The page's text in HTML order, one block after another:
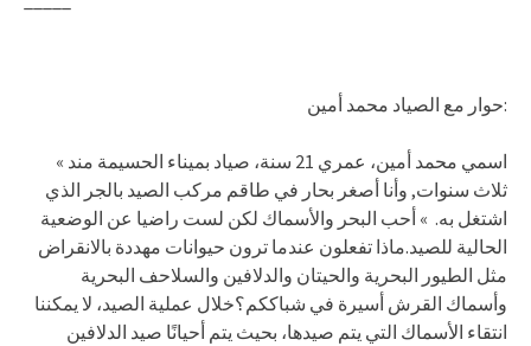
حوار مع الصياد محمد أمين:
« اسمي محمد أمين، عمري 21 سنة، صياد بميناء الحسيمة مند
ثلاث سنوات, وأنا أصغر بحار في طاقم مركب الصيد بالجر الذي
اشتغل به. » أحب البحر والأسماك لكن لست راضيا عن الوضعية
الحالية للصيد.ماذا تفعلون عندما ترون حيوانات مهددة بالانقراض
مثل الطيور البحرية والحيتان والدلافين والسلاحف البحرية
وأسماك القرش أسيرة في شباككم؟خلال عملية الصيد، لا يمكننا
انتقاء الأسماك التي يتم صيدها، بحيث يتم أحيانًا صيد الدلافين